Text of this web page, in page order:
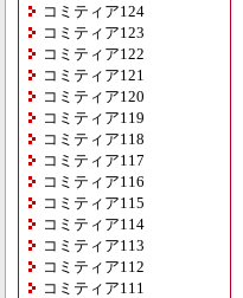
コミティア124
コミティア123
コミティア122
コミティア121
コミティア120
コミティア119
コミティア118
コミティア117
コミティア116
コミティア115
コミティア114
コミティア113
コミティア112
コミティア111